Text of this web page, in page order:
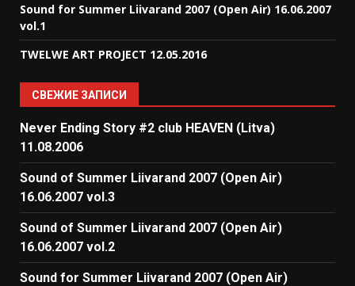
Sound for Summer Liivarand 2007 (Open Air) 16.06.2007
vol.1
TWELWE ART PROJECT 12.05.2016
СВЕЖИЕ ЗАПИСИ
Never Ending Story #2 club HEAVEN (Litva)
11.08.2006
Sound of Summer Liivarand 2007 (Open Air)
16.06.2007 vol.3
Sound of Summer Liivarand 2007 (Open Air)
16.06.2007 vol.2
Sound for Summer Liivarand 2007 (Open Air)